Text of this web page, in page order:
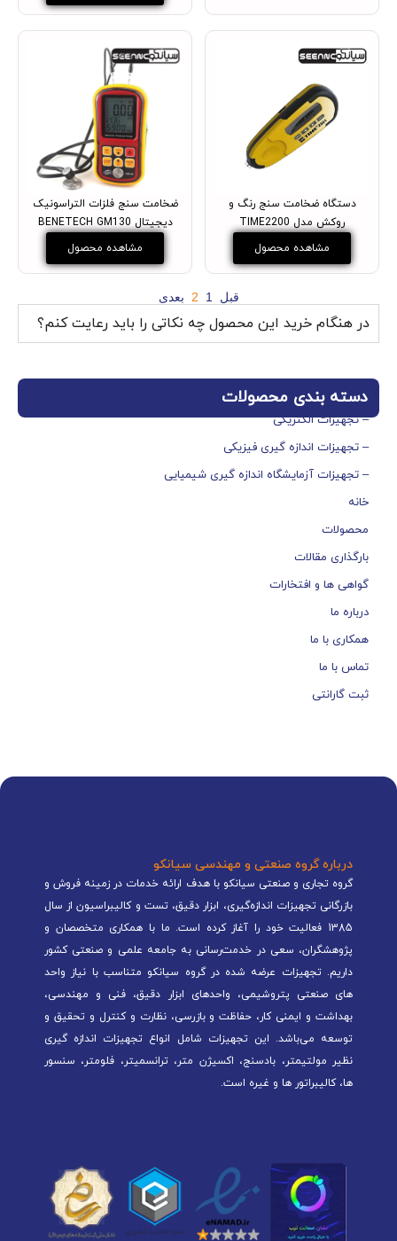
دسته بندی محصولات
– تجهیزات الکتریکی
– تجهیزات اندازه گیری فیزیکی
– تجهیزات آزمایشگاه اندازه گیری شیمیایی
خانه
محصولات
بارگذاری مقالات
گواهی ها و افتخارات
درباره ما
همکاری با ما
تماس با ما
ثبت گارانتی
دستگاه ضخامت سنج رنگ و
روکش مدل TIME2200
مشاهده محصول
ضخامت سنج فلزات التراسونیک
دیجیتال BENETECH GM130
مشاهده محصول
قبل 1
2 بعدی
در هنگام خرید این محصول چه نکاتی را باید رعایت کنم؟
درباره گروه صنعتی و مهندسی سیانکو
گروه تجاری و صنعتی سیانکو با هدف ارائه خدمات در زمینه فروش و
بازرگانی تجهیزات اندازه‌گیری، ابزار دقیق، تست و کالیبراسیون از سال
1385 فعالیت خود را آغاز کرده است. ما با همکاری متخصصان و
پژوهشگران، سعی در خدمت‌رسانی به جامعه علمی و صنعتی کشور
داریم. تجهیزات عرضه شده در گروه سیانکو متناسب با نیاز واحد
های صنعتی پتروشیمی، واحدهای ابزار دقیق، فنی و مهندسی،
بهداشت و ایمنی کار، حفاظت و بازرسی، نظارت و کنترل و تحقیق و
توسعه می‌باشد. این تجهیزات شامل انواع تجهیزات اندازه گیری
نظیر مولتیمتر، بادسنج، اکسیژن متر، ترانسمیتر، فلومتر، سنسور
ها، کالیبراتور ها و غیره است.